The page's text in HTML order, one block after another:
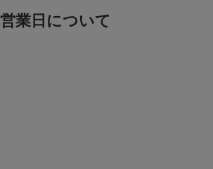
営業日について